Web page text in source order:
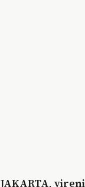
JAKARTA,